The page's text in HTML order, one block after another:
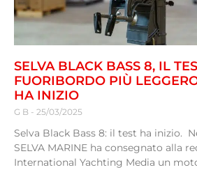
SELVA BLACK BASS 8, IL
FUORIBORDO PIÙ
HA INIZIO
G B 25/03/2025
Selva Black Bass 8: il test ha inizio.
SELVA MARINE ha consegnato alla
International Yachting Media un